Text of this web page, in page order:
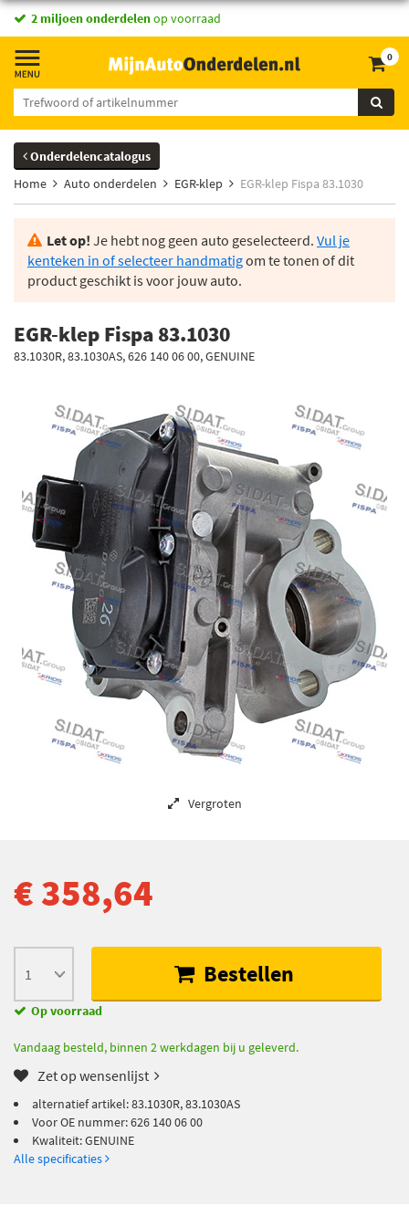
2 miljoen onderdelenop voorraad
0
Onderdelencatalogus
Home
Auto onderdelen EGR-klep EGR-klep Fispa 83.1030
Let op! Je hebt nog geen auto geselecteerd. Vul je
kenteken in of selecteer handmatigom te tonen of dit
product geschikt is voor jouw auto.
EGR-klep Fispa 83.1030
83.1030R, 83.1030AS, 626 140 06 00, GENUINE
Vergroten
€ 358,64
Bestellen
Op voorraad
Vandaag besteld, binnen 2 werkdagen bij u geleverd.
Zet op wensenlijst
alternatief artikel: 83.1030R, 83.1030AS
Voor OE nummer: 626 140 06 00
Kwaliteit: GENUINE
Alle specificaties